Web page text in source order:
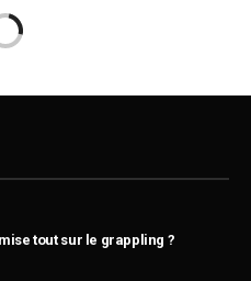
tout sur le grappling ?